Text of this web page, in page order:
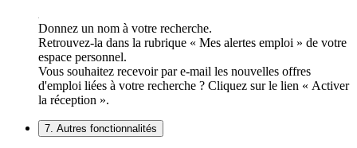
Donnez un nom à votre recherche.
Retrouvez-la dans la rubrique « Mes alertes emploi » de votre
espace personnel.
Vous souhaitez recevoir par e-mail les nouvelles offres
d'emploi liées à votre recherche ? Cliquez sur le lien « Activer
la réception ».
7. Autres fonctionnalités